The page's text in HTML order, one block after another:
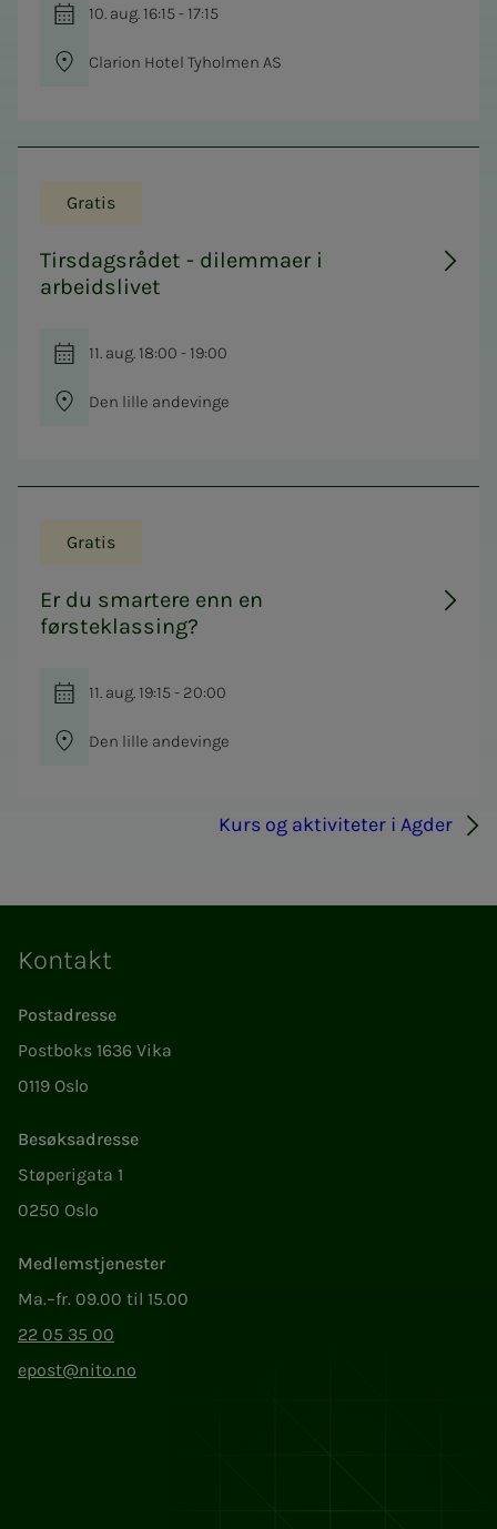
10. aug. 16:15 - 17:15
Clarion Hotel Tyholmen AS
Gratis
Tirsdagsrådet - dilemmaer i
arbeidslivet
11. aug. 18:00 - 19:00
Den lille andevinge
Gratis
Er du smartere enn en
førsteklassing?
11. aug. 19:15 - 20:00
Den lille andevinge
Kurs og aktiviteter i Agder
Kontakt
Postadresse
Postboks 1636 Vika
0119 Oslo
Besøksadresse
Støperigata 1
0250 Oslo
Medlemstjenester
Ma.–fr. 09.00 til 15.00
22 05 35 00
epost@nito.no